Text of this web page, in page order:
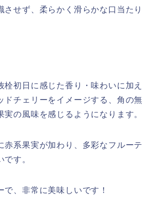
させず、柔らかく滑らかな口当たり
栓初日に感じた香り・味わいに加え
ドチェリーをイメージする、角の無
実の風味を感じるようになります。
赤系果実が加わり、多彩なフルーテ
です。
で、非常に美味しいです！